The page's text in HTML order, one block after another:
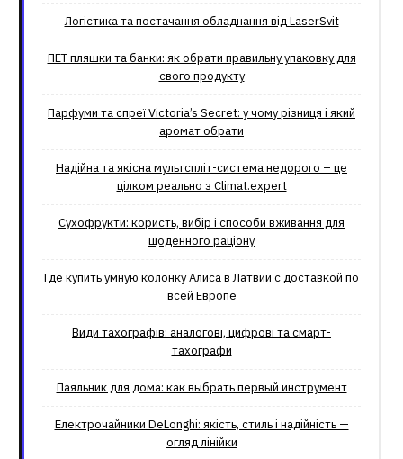
Логістика та постачання обладнання від LaserSvit
ПЕТ пляшки та банки: як обрати правильну упаковку для
свого продукту
Парфуми та спреї Victoria’s Secret: у чому різниця і який
аромат обрати
Надійна та якісна мультспліт-система недорого – це
цілком реально з Climat.еxpert
Сухофрукти: користь, вибір і способи вживання для
щоденного раціону
Где купить умную колонку Алиса в Латвии с доставкой по
всей Европе
Види тахографів: аналогові, цифрові та смарт-
тахографи
Паяльник для дома: как выбрать первый инструмент
Електрочайники DeLonghi: якість, стиль і надійність —
огляд лінійки